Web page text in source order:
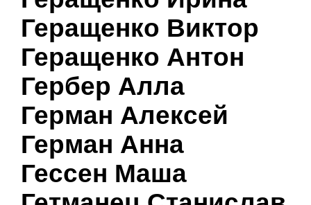
Геращенко Виктор
Геращенко Антон
Гербер Алла
Герман Алексей
Герман Анна
Гессен Маша